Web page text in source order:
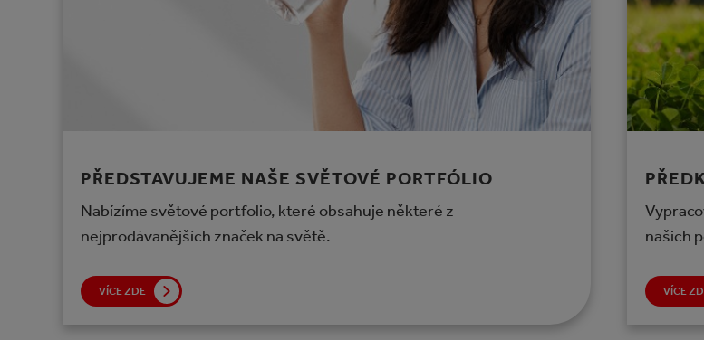
PŘEDSTAVUJEME NAŠE SVĚTOVÉ PORTFÓLIO
Nabízíme světové portfolio, které obsahuje některé z
nejprodávanějších značek na světě.
VÍCE ZDE
našich
VÍCE